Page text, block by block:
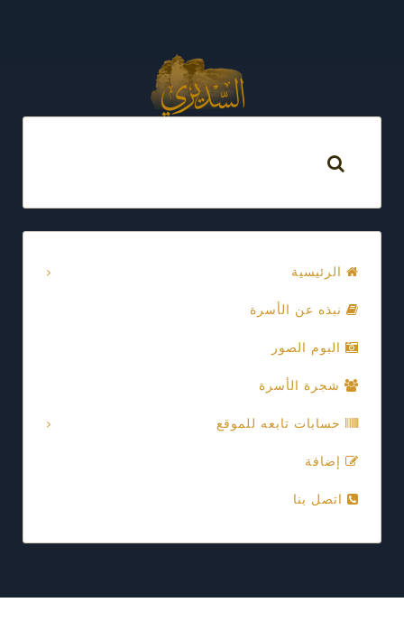
الرئيسية
نبذه عن الأسرة
البوم الصور
شجرة الأسرة
حسابات تابعه للموقع
إضافة
اتصل بنا